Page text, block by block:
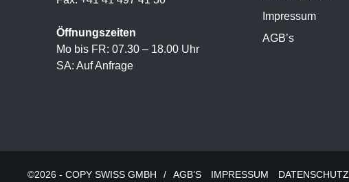
Öffnungszeiten
Mo bis FR: 07.30 – 18.00 Uhr
SA: Auf Anfrage
Impressum
AGB’s
©2026 - COPY SWISS GMBH / AGB’S IMPRESSUM DATENSCHUTZ